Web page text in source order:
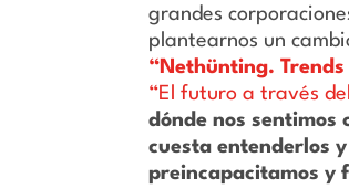
grandes
plantearnos un
“Nethünting.
“El futuro a través
dónde nos sentimos
cuesta entenderlos
preincapacitamos y